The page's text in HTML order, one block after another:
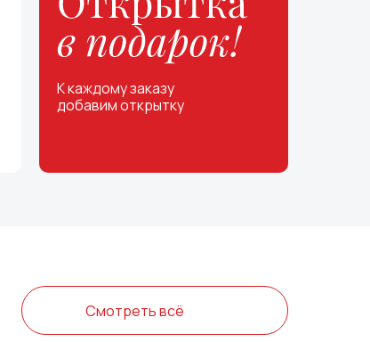
К каждому заказу
добавим открытку
Смотреть всё